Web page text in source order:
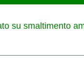
su smaltimento